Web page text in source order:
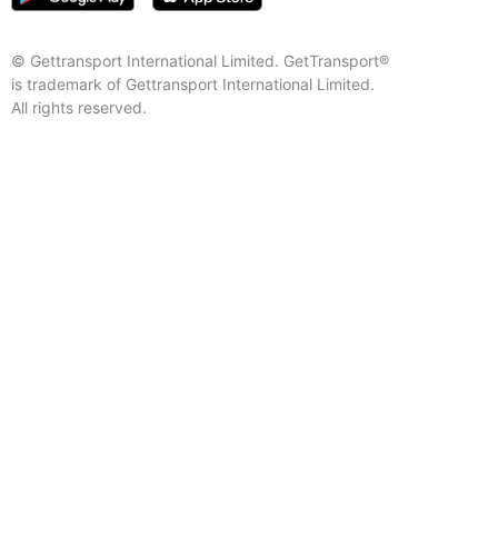
© Gettransport International Limited. GetTransport®
is trademark of Gettransport International Limited.
All rights reserved.